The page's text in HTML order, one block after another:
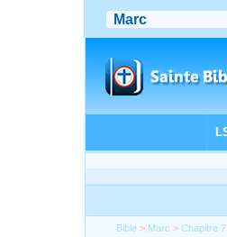
Bible > Marc >Chapitre 7